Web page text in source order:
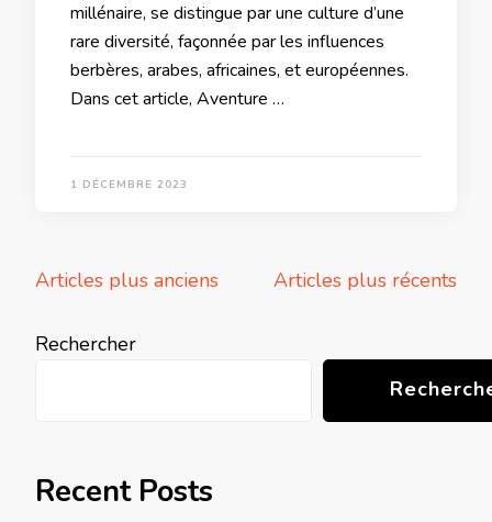
millénaire, se distingue par une culture d’une
rare diversité, façonnée par les influences
berbères, arabes, africaines, et européennes.
Dans cet article, Aventure …
1 DÉCEMBRE 2023
Navigation
articles
Articles plus anciens Articles plus récents
Rechercher
Recent Posts